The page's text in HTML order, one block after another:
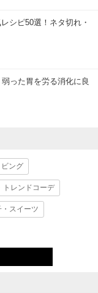
シピ50選！ネタ切れ・
った胃を労る消化に良
ビング
トレンドコーデ
・スイーツ